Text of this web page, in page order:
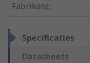
Fabrikant:
Specificaties
Datasheets